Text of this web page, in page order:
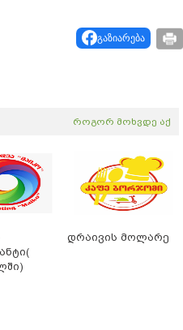
გაზიარება
როგორ მოხვდე აქ
დრაივის მოლარე